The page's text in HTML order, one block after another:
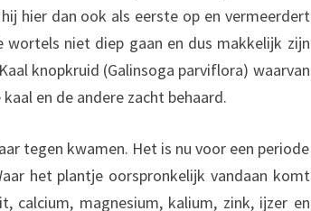
hier dan ook als eerste op en vermeerdert
niet diep gaan en dus makkelijk zijn
knopkruid (Galinsoga parviflora) waarvan
en de andere zacht behaard.
tegen kwamen. Het is nu voor een periode
het plantje oorspronkelijk vandaan komt
magnesium, kalium, zink, ijzer en